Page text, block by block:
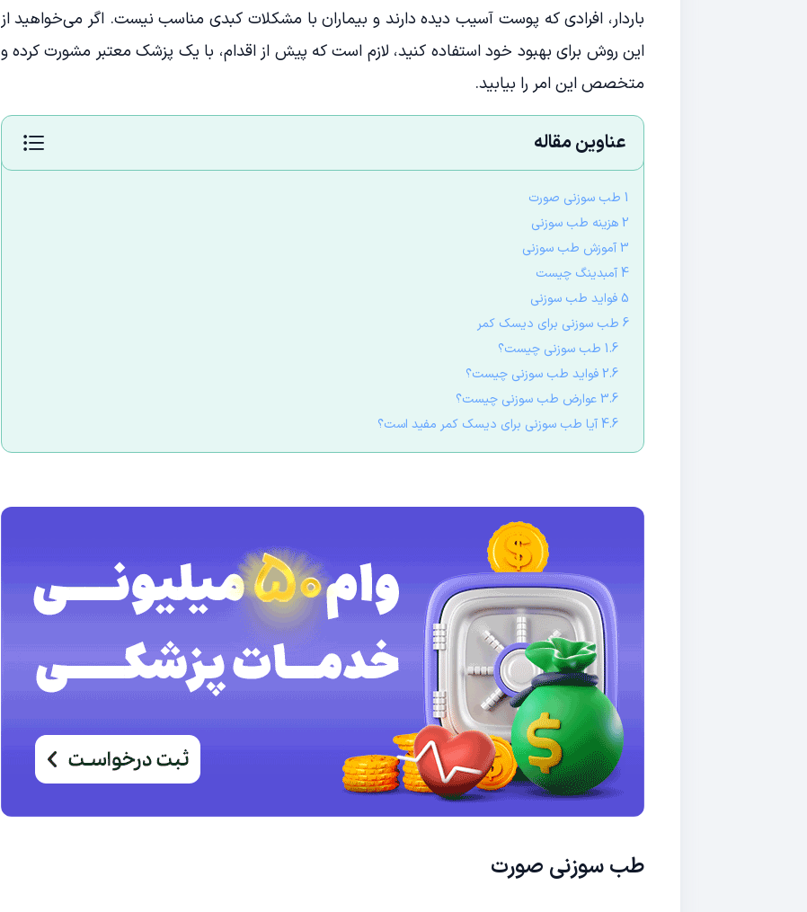
باردار، افرادی که پوست آسیب دیده دارند و بیماران با مشکلات کبدی مناسب نیست. اگر می‌خواهید از
این روش برای بهبود خود استفاده کنید، لازم است که پیش از اقدام، با یک پزشک معتبر مشورت کرده و
متخصص این امر را بیابید.
عناوین مقاله
1 طب سوزنی صورت
2 هزینه طب سوزنی
3 آموزش طب سوزنی
4 آمبدینگ چیست
5 فواید طب سوزنی
6 طب سوزنی برای دیسک کمر
1.6 طب سوزنی چیست؟
2.6 فواید طب سوزنی چیست؟
3.6 عوارض طب سوزنی چیست؟
4.6 آیا طب سوزنی برای دیسک کمر مفید است؟
طب سوزنی صورت